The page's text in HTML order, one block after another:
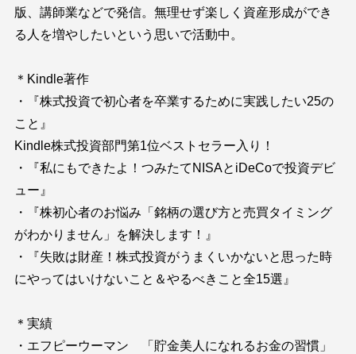
版、講師業などで発信。無理せず楽しく資産形成ができ
る人を増やしたいという思いで活動中。
＊Kindle著作
・『株式投資で初心者を卒業するために実践したい25の
こと』
Kindle株式投資部門第1位ベストセラー入り！
・『私にもできたよ！つみたてNISAとiDeCoで投資デビ
ュー』
・『株初心者のお悩み「銘柄の選び方と売買タイミング
がわかりません」を解決します！』
・『失敗は財産！株式投資がうまくいかないと思った時
にやってはいけないこと＆やるべきこと全15選』
＊実績
・エフピーウーマン 「貯金美人になれるお金の習慣」